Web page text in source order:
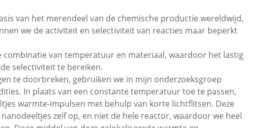
van het merendeel van de chemische productie wereldwijd,
we de activiteit en selectiviteit van reacties maar beperkt
combinatie van temperatuur en materiaal, waardoor het lastig
selectiviteit te bereiken.
te doorbreken, gebruiken we in mijn onderzoeksgroep
In plaats van een constante temperatuur toe te passen,
warmte-impulsen met behulp van korte lichtflitsen. Deze
zelf op, en niet de hele reactor, waardoor we heel